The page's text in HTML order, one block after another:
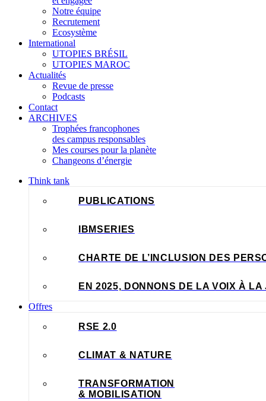
Notre équipe
Recrutement
Ecosystème
International
UTOPIES BRÉSIL
UTOPIES MAROC
Actualités
Revue de presse
Podcasts
Contact
ARCHIVES
Trophées francophones
des campus responsables
Mes courses pour la planète
Changeons d’énergie
Think tank
PUBLICATIONS
IBMSERIES
CHARTE DE L’INCLUSION DES
EN 2025, DONNONS DE LA VOIX À LA
Offres
RSE 2.0
CLIMAT & NATURE
TRANSFORMATION
& MOBILISATION